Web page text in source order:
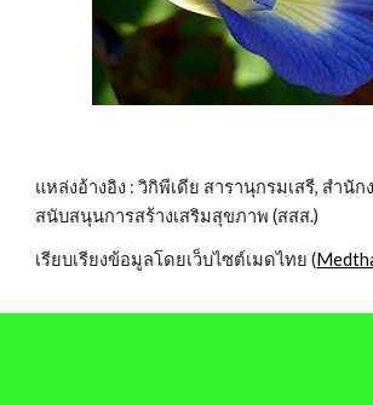
แหล่งอ้างอิง : วิกิพีเดีย สารานุกรมเสรี, สำนั
สนับสนุนการสร้างเสริมสุขภาพ (สสส.)
เรียบเรียงข้อมูลโดยเว็บไซต์เมดไทย (